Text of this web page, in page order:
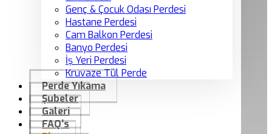
Genç & Çocuk Odası Perdesi
Hastane Perdesi
Cam Balkon Perdesi
Banyo Perdesi
İş Yeri Perdesi
Kruvaze Tül Perde
Perde Yıkama
Şubeler
Galeri
FAQ’s